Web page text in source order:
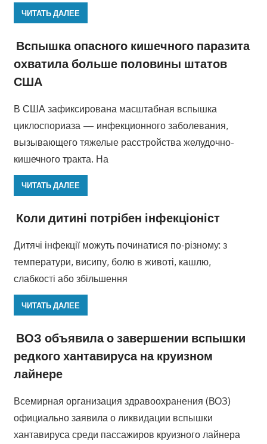
ЧИТАТЬ ДАЛЕЕ
Вспышка опасного кишечного паразита
охватила больше половины штатов
США
В США зафиксирована масштабная вспышка
циклоспориаза — инфекционного заболевания,
вызывающего тяжелые расстройства желудочно-
кишечного тракта. На
ЧИТАТЬ ДАЛЕЕ
Коли дитині потрібен інфекціоніст
Дитячі інфекції можуть починатися по-різному: з
температури, висипу, болю в животі, кашлю,
слабкості або збільшення
ЧИТАТЬ ДАЛЕЕ
ВОЗ объявила о завершении вспышки
редкого хантавируса на круизном
лайнере
Всемирная организация здравоохранения (ВОЗ)
официально заявила о ликвидации вспышки
хантавируса среди пассажиров круизного лайнера